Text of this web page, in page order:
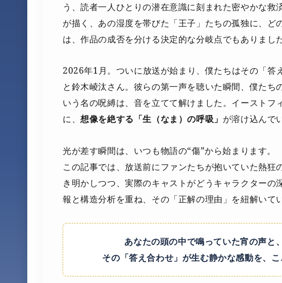
う、読者一人ひとりの潜在意識に刻まれた密やかな救
が描く、あの湿度を帯びた「王子」たちの孤独に、ど
は、作品の成否を分ける決定的な分岐点でもありました
2026年1月。ついに放送が始まり、僕たちはその「答
と鈴木崚汰さん。彼らの第一声を聴いた瞬間、僕たち
いう名の呪縛は、音を立てて解けました。イーストフ
に、想像を絶する「生（なま）の呼吸」 が溶け込んで
光が差す瞬間は、いつも物語の“傷”から始まります。
この記事では、放送前にファンたちが抱いていた熱狂
き明かしつつ、実際のキャストがどうキャラクターの
報と構造分析を重ね、その「正解の理由」を紐解いて
あなたの頭の中で鳴っていた宵の声と
その「答え合わせ」が生む静かな感動を、こ